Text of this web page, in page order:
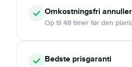
Omkostningsfri
Op til 48 timer før den
Bedste prisgaranti